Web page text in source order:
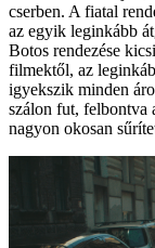
cserben. A fiatal
az egyik leginkább
Botos rendezése
filmektől, az
igyekszik minden
szálon fut, felbontva
nagyon okosan